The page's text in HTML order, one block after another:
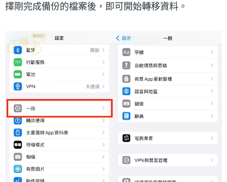
擇剛完成備份的檔案後，即可開始轉移資料。